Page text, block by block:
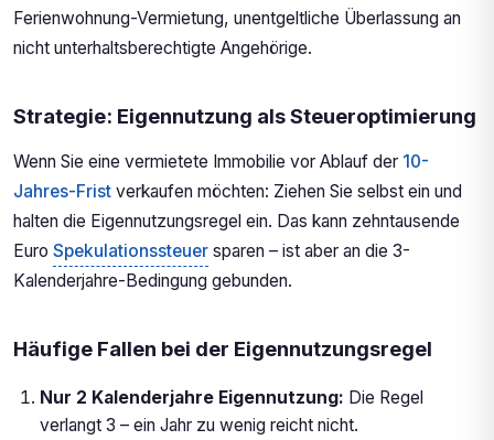
Ferienwohnung-Vermietung, unentgeltliche Überlassung an
nicht unterhaltsberechtigte Angehörige.
Strategie: Eigennutzung als Steueroptimierung
Wenn Sie eine vermietete Immobilie vor Ablauf der 10-
Jahres-Frist verkaufen möchten: Ziehen Sie selbst ein und
halten die Eigennutzungsregel ein. Das kann zehntausende
Euro Spekulationssteuer sparen – ist aber an die 3-
Kalenderjahre-Bedingung gebunden.
Häufige Fallen bei der Eigennutzungsregel
Nur 2 Kalenderjahre Eigennutzung: Die Regel
verlangt 3 – ein Jahr zu wenig reicht nicht.